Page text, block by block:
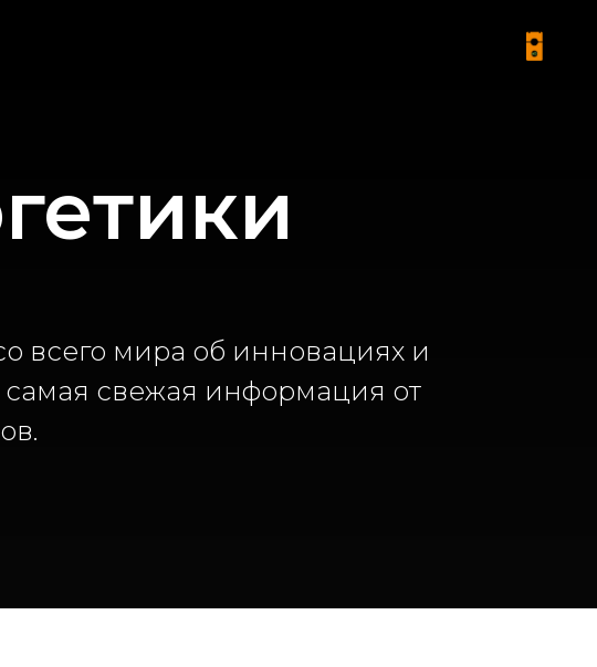
всего мира об инновациях и
самая свежая информация от